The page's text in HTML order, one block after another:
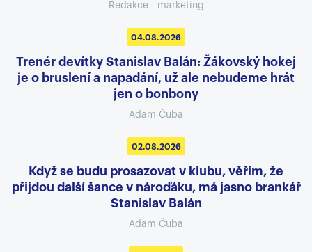
Redakce - marketing
04.08.2026
Trenér devítky Stanislav Balán: Žákovský hokej
je o bruslení a napadání, už ale nebudeme hrát
jen o bonbony
Adam Čuba
02.08.2026
Když se budu prosazovat v klubu, věřím, že
přijdou další šance v nároďáku, má jasno brankář
Stanislav Balán
Adam Čuba